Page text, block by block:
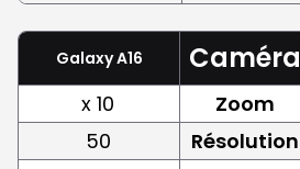
Galaxy A16 Caméra
x 10 Zoom
50
Résolution